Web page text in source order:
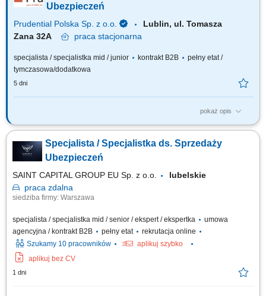
portfela klientów; Aktywne pozyskiwanie nowych kontaktów biznesowych;
Ubezpieczeń
Prudential Polska Sp. z o.o.
Lublin, ul. Tomasza
Zana 32A
praca stacjonarna
specjalista / specjalistka mid / junior kontrakt B2B
pełny etat /
tymczasowa/dodatkowa
5 dni
pokaż opis
Twój zakres obowiązków: budowanie własnego biznesu przy wsparciu
organizacja własnej aktywności i kalendarza spotkań.
Specjalista / Specjalistka ds. Sprzedaży
Ubezpieczeń
SAINT CAPITAL GROUP EU Sp. z o.o.
lubelskie
praca zdalna
siedziba firmy: Warszawa
specjalista / specjalistka mid / senior / ekspert / ekspertka
umowa
agencyjna / kontrakt B2B
pełny etat
rekrutacja online
Szukamy 10 pracowników
aplikuj szybko
aplikuj bez CV
1 dni